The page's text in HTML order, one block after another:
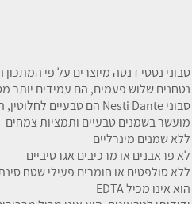
סבוני נסטי דנטה מיוצרים על פי המתכון
נטחנים שלוש פעמים, הם עמידים יותר
סבוני Nesti Dante הם טבעיים לחלוטין, היפואלרגניים ואינם גורמים לגירוי בעור
מועשר בשמנים טבעיים ותמציות צמחים
ללא שמנים מינרליים
לא פראבנים או מרכיבים אגרסיביים
ללא סולפטים או חומרים פעילי שטח
הוא אינו מכיל EDTA